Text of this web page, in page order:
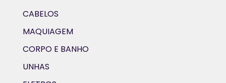
CABELOS
MAQUIAGEM
CORPO E BANHO
UNHAS